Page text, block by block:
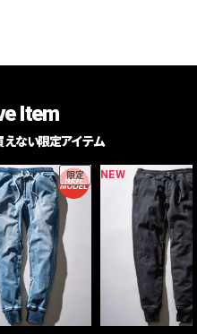
Item
ない限定アイテム
限定 NEW